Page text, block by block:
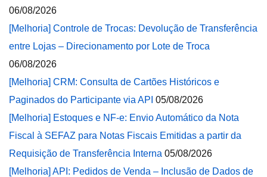
06/08/2026
[Melhoria] Controle de Trocas: Devolução de Transferência
entre Lojas – Direcionamento por Lote de Troca
06/08/2026
[Melhoria] CRM: Consulta de Cartões Históricos e
Paginados do Participante via API 05/08/2026
[Melhoria] Estoques e NF-e: Envio Automático da Nota
Fiscal à SEFAZ para Notas Fiscais Emitidas a partir da
Requisição de Transferência Interna 05/08/2026
[Melhoria] API: Pedidos de Venda – Inclusão de Dados de